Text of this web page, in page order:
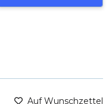
Auf Wunschzettel